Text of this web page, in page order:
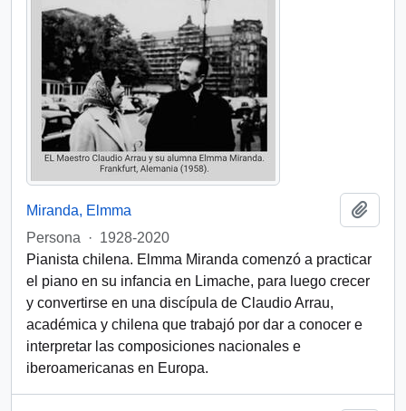
Miranda, Elmma
Persona
· 1928-2020
Pianista chilena. Elmma Miranda comenzó a practicar
el piano en su infancia en Limache, para luego crecer
y convertirse en una discípula de Claudio Arrau,
académica y chilena que trabajó por dar a conocer e
interpretar las composiciones nacionales e
iberoamericanas en Europa.